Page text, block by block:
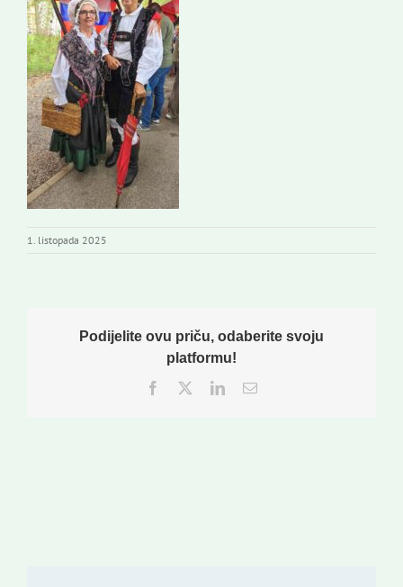
1. listopada 2025
Podijelite ovu priču, odaberite svoju
platformu!
Facebook
TwitterLinkedInEmail: